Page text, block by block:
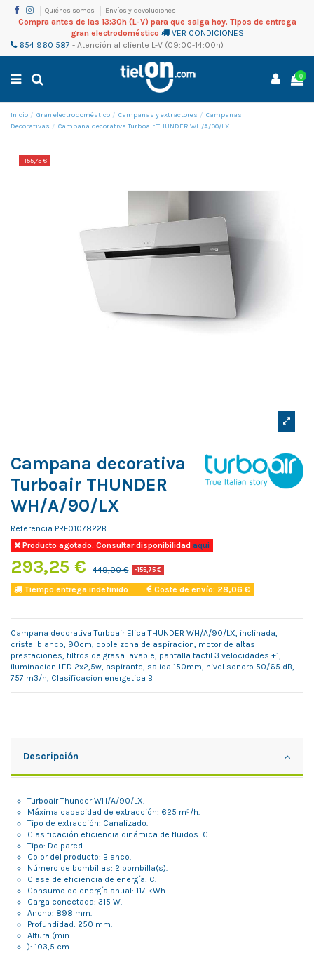
Quiénes somos Envíos y devoluciones
Compra antes de las 13:30h (L-V) para que salga hoy. Tipos de entrega
gran electrodoméstico
VER CONDICIONES
654 960 587 - Atención al cliente L-V (09:00-14:00h)
0
Inicio Gran electrodoméstico Campanas y extractores
Campanas
Decorativas
Campana decorativa Turboair THUNDER WH/A/90/LX
-155,75 €
Campana decorativa
Turboair THUNDER
WH/A/90/LX
Referencia PRF0107822B
Producto agotado. Consultar disponibilidadaqui
293,25 € 449,00 € -155,75 €
Tiempo entrega indefinido Coste de envío: 28,06 €
Campana decorativa Turboair Elica THUNDER WH/A/90/LX, inclinada,
cristal blanco, 90cm, doble zona de aspiracion, motor de altas
prestaciones, filtros de grasa lavable, pantalla tactil 3 velocidades +1,
iluminacion LED 2x2,5w, aspirante, salida 150mm, nivel sonoro 50/65 dB,
757 m3/h, Clasificacion energetica B
Descripción
Turboair Thunder WH/A/90/LX.
Máxima capacidad de extracción: 625 m³/h.
Tipo de extracción: Canalizado.
Clasificación eficiencia dinámica de fluidos: C.
Tipo: De pared.
Color del producto: Blanco.
Número de bombillas: 2 bombilla(s).
Clase de eficiencia de energía: C.
Consumo de energía anual: 117 kWh.
Carga conectada: 315 W.
Ancho: 898 mm.
Profundidad: 250 mm.
Altura (min.
): 103,5 cm